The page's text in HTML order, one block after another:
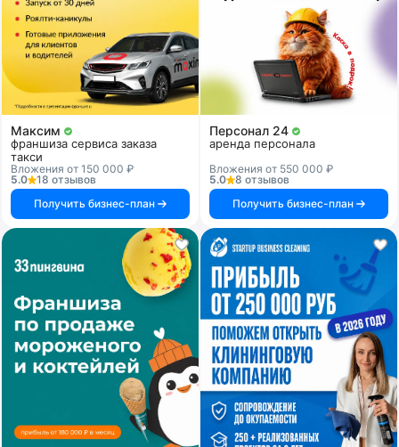
Максим
франшиза сервиса заказа
такси
Вложения от 150 000 ₽
5.0
18 отзывов
Получить бизнес-план
Персонал 24
аренда персонала
Вложения от 550 000 ₽
5.0
8 отзывов
Получить бизнес-план